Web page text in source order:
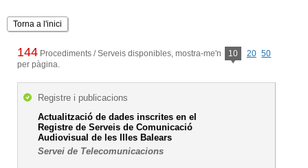
Torna a l'inici
144 Procediments / Serveis disponibles, mostra-me'n 10 20 50
per pàgina.
Registre i publicacions
Actualització de dades inscrites en el
Registre de Serveis de Comunicació
Audiovisual de les Illes Balears
Servei de Telecomunicacions